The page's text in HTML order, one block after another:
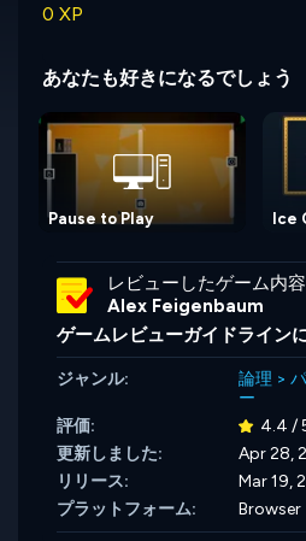
0 XP
あなたも好きになるでしょう
Pause to Play Ice
レビューしたゲーム内容
Alex Feigenbaum
ゲームレビューガイドライン
ジャンル: 論理 >
ー
評価:
4.4 /
更新しました:
Apr 28,
リリース:
Mar 19,
プラットフォーム:
Browser